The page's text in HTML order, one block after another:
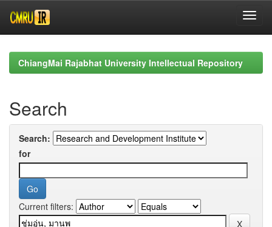
navigationChiangMai Rajabhat University Intellectual Repository
Search
Search:
for
Current filters: